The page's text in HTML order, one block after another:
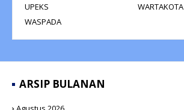
UPEKS
WARTAKOTA
WASPADA
ARSIP BULANAN